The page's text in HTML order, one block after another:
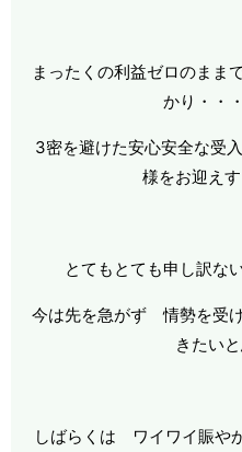
まったくの利益ゼロのま
かり・・
3密を避けた安心安全な受
様をお迎え
とてもとても申し訳な
今は先を急がず 情勢を受
きたい
しばらくは ワイワイ賑や